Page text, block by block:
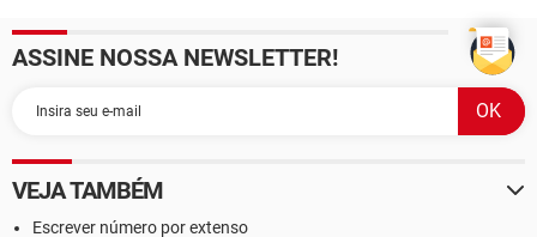
ASSINE NOSSA NEWSLETTER!
VEJA TAMBÉM
Escrever número por extenso